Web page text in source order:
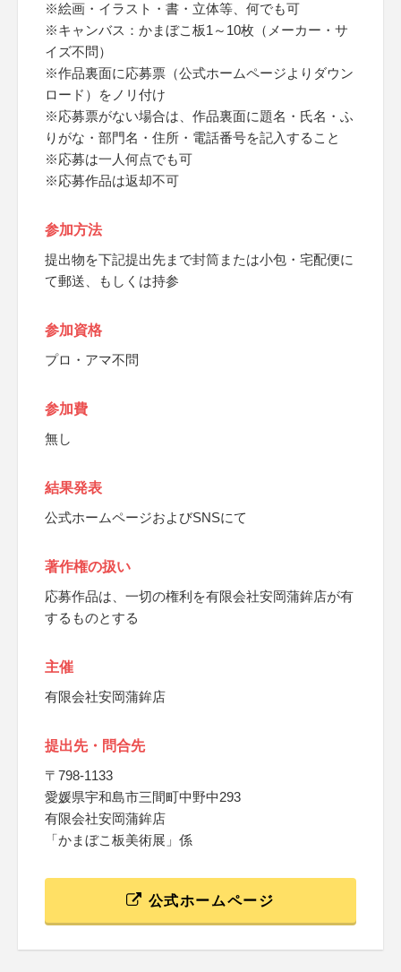
※絵画・イラスト・書・立体等、何でも可
※キャンバス：かまぼこ板1～10枚（メーカー・サ
イズ不問）
※作品裏面に応募票（公式ホームページよりダウン
ロード）をノリ付け
※応募票がない場合は、作品裏面に題名・氏名・ふ
りがな・部門名・住所・電話番号を記入すること
※応募は一人何点でも可
※応募作品は返却不可
参加方法
提出物を下記提出先まで封筒または小包・宅配便に
て郵送、もしくは持参
参加資格
プロ・アマ不問
参加費
無し
結果発表
公式ホームページおよびSNSにて
著作権の扱い
応募作品は、一切の権利を有限会社安岡蒲鉾店が有
するものとする
主催
有限会社安岡蒲鉾店
提出先・問合先
〒798-1133
愛媛県宇和島市三間町中野中293
有限会社安岡蒲鉾店
「かまぼこ板美術展」係
公式ホームページ